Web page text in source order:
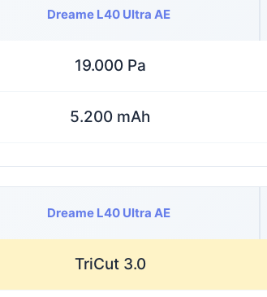
Dreame L40 Ultra AE
19.000 Pa
5.200 mAh
Dreame L40 Ultra AE
TriCut 3.0